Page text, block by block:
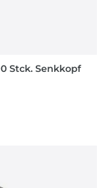
Stck. Senkkopf